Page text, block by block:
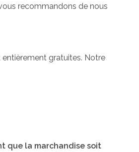
recommandons de nous
gratuites. Notre
que la marchandise soit